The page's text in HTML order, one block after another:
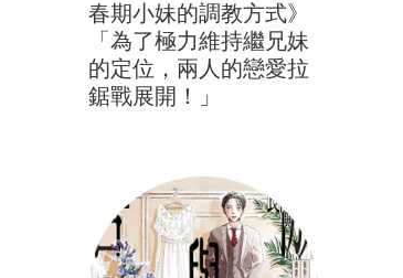
春期小妹的調教方式》
「為了極力維持繼兄妹
的定位，兩人的戀愛拉
鋸戰展開！」